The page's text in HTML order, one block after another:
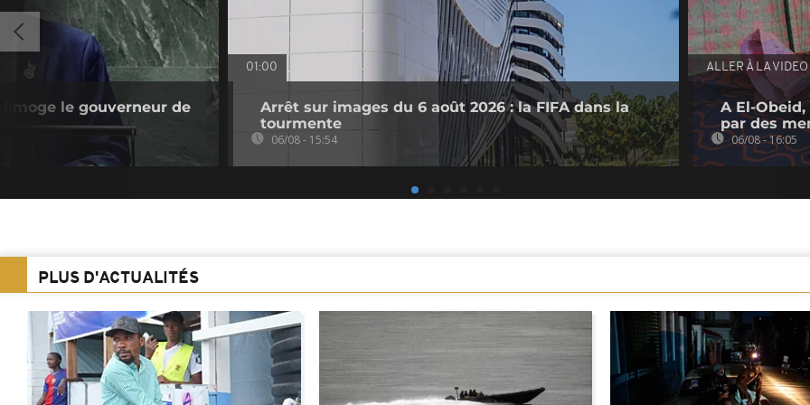
limoge le gouverneur de
01:00
Arrêt sur images du 6 août 2026 : la FIFA dans la
tourmente
06/08 - 15:54
ALLER À LA VIDEO
A El-
par des
06/08 - 16:05
PLUS D'ACTUALITÉS